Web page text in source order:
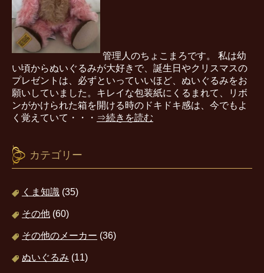
管理人のちょこまろです。 私は幼
い頃からぬいぐるみが大好きで、誕生日やクリスマスの
プレゼントは、必ずといっていいほど、ぬいぐるみをお
願いしていました。キレイな包装紙にくるまれて、リボ
ンがかけられた箱を開ける時のドキドキ感は、今でもよ
く覚えていて・・・ ⇒続きを読む
カテゴリー
くま知識 (35)
その他 (60)
その他のメーカー (36)
ぬいぐるみ (11)